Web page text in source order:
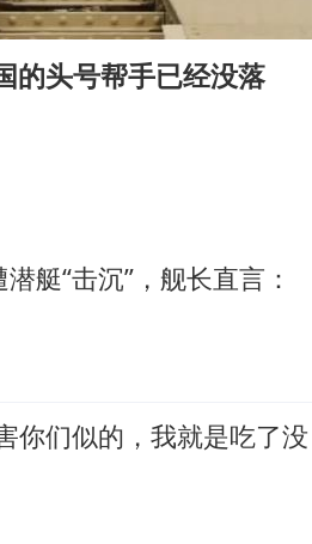
恶线索
医院：本不需辍学
晚上夜市炒粉
的头号帮手已经没落
艇“击沉”，舰长直言：
你们似的，我就是吃了没